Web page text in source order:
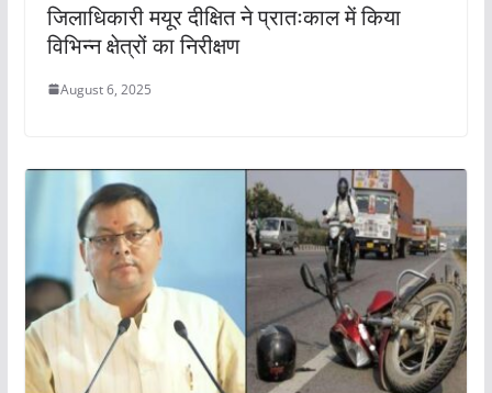
जिलाधिकारी मयूर दीक्षित ने प्रातःकाल में किया
विभिन्न क्षेत्रों का निरीक्षण
August 6, 2025